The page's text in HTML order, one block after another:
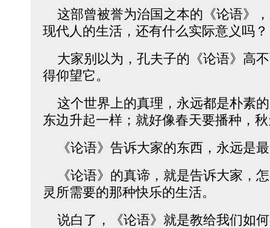
这部曾被誉为治国之本的《论语》
现代人的生活，还有什么实际意义
大家别以为，孔夫子的《论语》高
得仰望它。
这个世界上的真理，永远都是朴素
东边升起一样；就好像春天要播种，
《论语》告诉大家的东西，永远是
《论语》的真谛，就是告诉大家，
灵所需要的那种快乐的生活。
说白了，《论语》就是教给我们如